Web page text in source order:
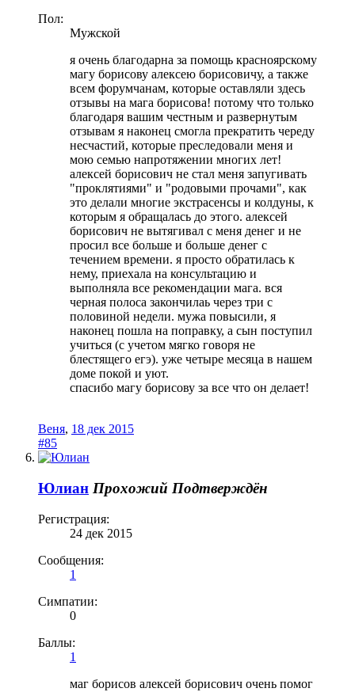
Пол:
Мужской
я очень благодарна за помощь красноярскому
магу борисову алексею борисовичу, а также
всем форумчанам, которые оставляли здесь
отзывы на мага борисова! потому что только
благодаря вашим честным и развернутым
отзывам я наконец смогла прекратить череду
несчастий, которые преследовали меня и
мою семью напротяжении многих лет!
алексей борисович не стал меня запугивать
"проклятиями" и "родовыми прочами", как
это делали многие экстрасенсы и колдуны, к
которым я обращалась до этого. алексей
борисович не вытягивал с меня денег и не
просил все больше и больше денег с
течением времени. я просто обратилась к
нему, приехала на консультацию и
выполняла все рекомендации мага. вся
черная полоса закончилаь через три с
половиной недели. мужа повысили, я
наконец пошла на поправку, а сын поступил
учиться (с учетом мягко говоря не
блестящего егэ). уже четыре месяца в нашем
доме покой и уют.
спасибо магу борисову за все что он делает!
Веня, 18 дек 2015
#85
Юлиан Прохожий Подтверждён
Регистрация:
24 дек 2015
Сообщения:
1
Симпатии:
0
Баллы:
1
маг борисов алексей борисович очень помог